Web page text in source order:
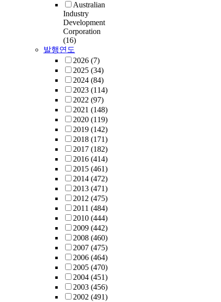
Australian
Industry
Development
Corporation
(16)
발행연도
2026 (7)
2025 (34)
2024 (84)
2023 (114)
2022 (97)
2021 (148)
2020 (119)
2019 (142)
2018 (171)
2017 (182)
2016 (414)
2015 (461)
2014 (472)
2013 (471)
2012 (475)
2011 (484)
2010 (444)
2009 (442)
2008 (460)
2007 (475)
2006 (464)
2005 (470)
2004 (451)
2003 (456)
2002 (491)